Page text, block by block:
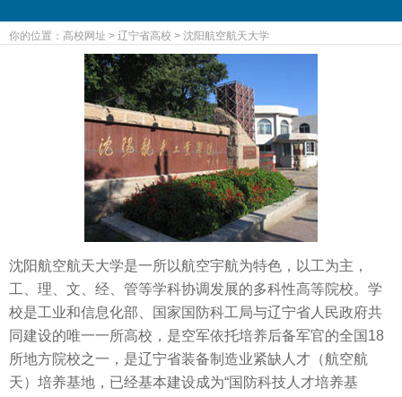
你的位置： 高校网址 > 辽宁省高校 > 沈阳航空航天大学
沈阳航空航天大学是一所以航空宇航为特色，以工为主，
工、理、文、经、管等学科协调发展的多科性高等院校。学
校是工业和信息化部、国家国防科工局与辽宁省人民政府共
同建设的唯一一所高校，是空军依托培养后备军官的全国18
所地方院校之一，是辽宁省装备制造业紧缺人才（航空航
天）培养基地，已经基本建设成为“国防科技人才培养基